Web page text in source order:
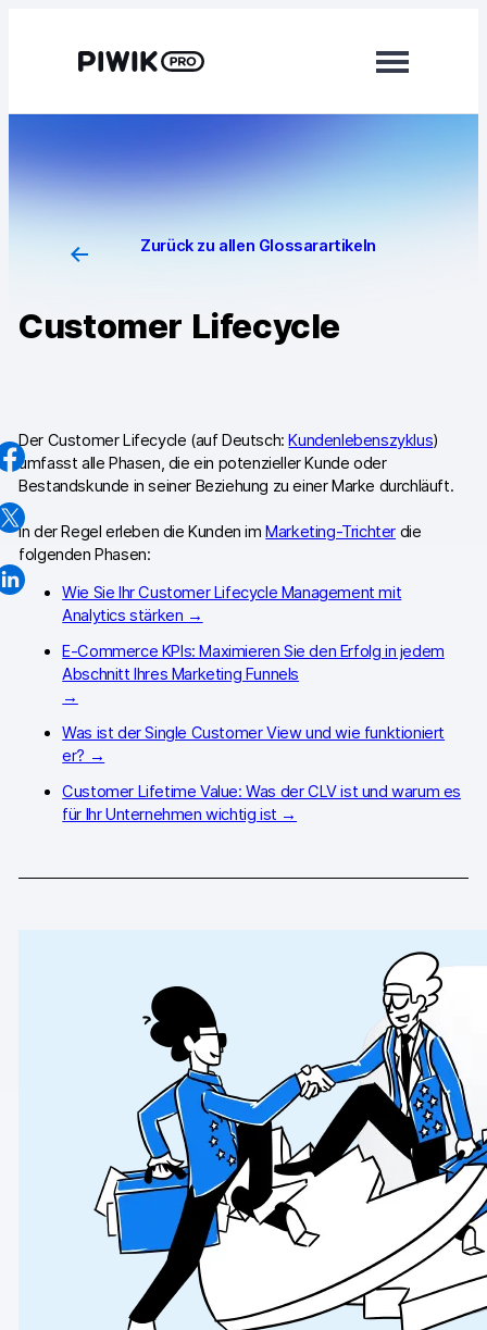
Analytics
Tag Manager
Consent Manager
Integrationen
Changelog
Professionelle Services
Datenschutz & Sicherheit
Analytics für Produktteams
Tag Management
Datenschutz Compliance
GA4-Wissensbank
Wechsel von Matomo
Blog
Content Katalog
Fallstudien
Vergleiche
Webinare
Zurück zu allen Glossarartikeln
Customer Lifecycle
Der Customer Lifecycle (auf Deutsch:Kundenlebenszyklus)
umfasst alle Phasen, die ein potenzieller Kunde oder
Bestandskunde in seiner Beziehung zu einer Marke durchläuft.
In der Regel erleben die Kunden imMarketing-Trichter die
folgenden Phasen:
Wie Sie Ihr Customer Lifecycle Management mit
Analytics stärken →
E-Commerce KPIs: Maximieren Sie den Erfolg in jedem
Abschnitt Ihres Marketing Funnels
→
Was ist der Single Customer View und wie funktioniert
er? →
Customer Lifetime Value: Was der CLV ist und warum es
für Ihr Unternehmen wichtig ist →